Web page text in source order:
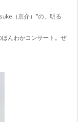
（京介）"の、明る
んわかコンサート。ぜ